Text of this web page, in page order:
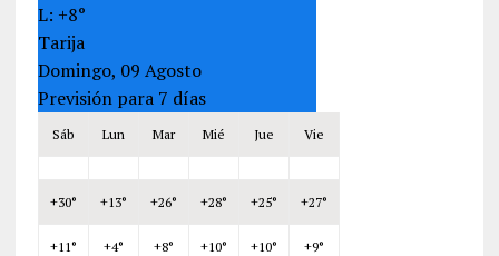
L: +8°
Tarija
Domingo, 09 Agosto
Previsión para 7 días
Sáb Lun Mar Mié Jue Vie
+30° +13° +26° +28° +25° +27°
+11° +4° +8° +10° +10° +9°